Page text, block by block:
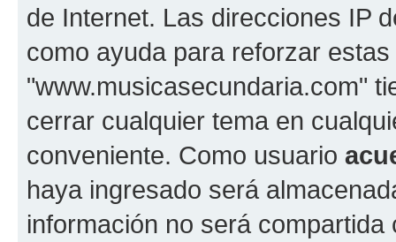
de Internet. Las direcciones IP
como ayuda para reforzar
"www.musicasecundaria.com"
cerrar cualquier tema en
conveniente. Como usuario
haya ingresado será
información no será